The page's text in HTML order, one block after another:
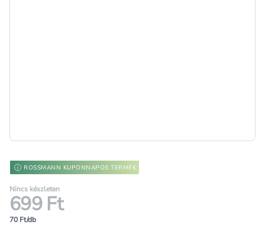
ROSSMANN KUPONNAPOS TERMÉK
Nincs készleten
699 Ft
70 Ft/db